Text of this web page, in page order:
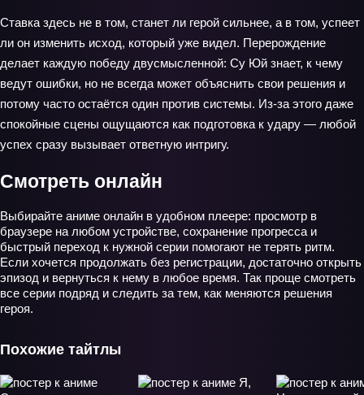
Ставка здесь не в том, станет ли герой сильнее, а в том, успеет
ли он изменить исход, который уже видел. Перерождение
делает каждую победу двусмысленной: Су Юй знает, к чему
ведут ошибки, но не всегда может объяснить свои решения и
потому часто остаётся один против системы. Из‑за этого даже
спокойные сцены ощущаются как подготовка к удару — любой
успех сразу вызывает ответную интригу.
Смотреть онлайн
Выбирайте аниме онлайн в удобном плеере: просмотр в
браузере на любом устройстве, сохранение прогресса и
быстрый переход к нужной серии помогают не терять ритм.
Если хочется продолжать без регистрации, достаточно открыть
эпизод и вернуться к нему в любое время. Так проще смотреть
все серии подряд и следить за тем, как меняются решения
героя.
Похожие тайтлы